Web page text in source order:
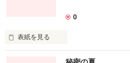
0
表紙を見る